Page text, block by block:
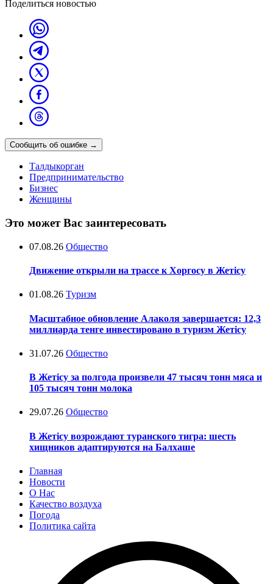
Поделиться новостью
Сообщить об ошибке →
Талдыкорган
Предпринимательство
Бизнес
Женщины
Это может Вас заинтересовать
07.08.26 Общество
Движение открыли на трассе к Хоргосу в Жетісу
01.08.26 Туризм
Масштабное обновление Алаколя завершается: 12,3
миллиарда тенге инвестировано в туризм Жетісу
31.07.26 Общество
В Жетісу за полгода произвели 47 тысяч тонн мяса и
105 тысяч тонн молока
29.07.26 Общество
В Жетісу возрождают туранского тигра: шесть
хищников адаптируются на Балхаше
Главная
Новости
О Нас
Качество воздуха
Погода
Политика сайта